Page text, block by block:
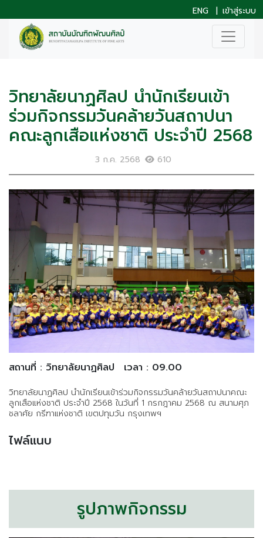
ENG | เข้าสู่ระบบ
วิทยาลัยนาฏศิลป นำนักเรียนเข้า
ร่วมกิจกรรมวันคล้ายวันสถาปนา
คณะลูกเสือแห่งชาติ ประจำปี 2568
3 ก.ค. 2568 610
สถานที่ : วิทยาลัยนาฏศิลป เวลา : 09.00
วิทยาลัยนาฏศิลป นำนักเรียนเข้าร่วมกิจกรรมวันคล้ายวันสถาปนาคณะ
ลูกเสือแห่งชาติ ประจำปี 2568 ในวันที่ 1 กรกฎาคม 2568 ณ สนามศุภ
ชลาศัย กรีฑาแห่งชาติ เขตปทุมวัน กรุงเทพฯ
ไฟล์แนบ
รูปภาพกิจกรรม